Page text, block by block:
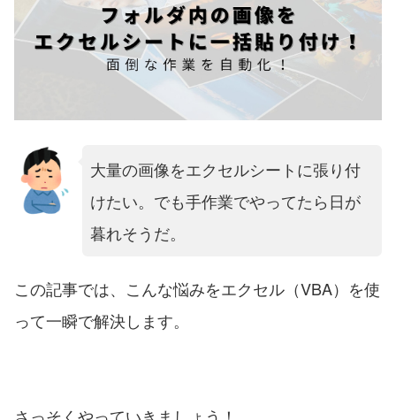
大量の画像をエクセルシートに張り付
けたい。でも手作業でやってたら日が
暮れそうだ。
この記事では、こんな悩みをエクセル（VBA）を使
って一瞬で解決します。